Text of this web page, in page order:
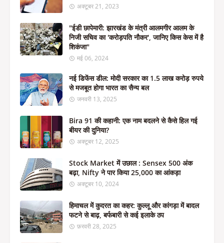
अक्टूबर 21, 2023
"ईडी छापेमारी: झारखंड के मंत्री आलमगीर आलम के
निजी सचिव का 'करोड़पति नौकर', जानिए किस केस में है
शिकंजा"
मई 06, 2024
नई डिफेंस डील: मोदी सरकार का 1.5 लाख करोड़ रुपये
से मजबूत होगा भारत का सैन्य बल
जनवरी 13, 2025
Bira 91 की कहानी: एक नाम बदलने से कैसे हिल गई
बीयर की दुनिया?
अक्टूबर 12, 2025
Stock Market में उछाल : Sensex 500 अंक
बढ़ा, Nifty ने पार किया 25,000 का आंकड़ा
अक्टूबर 10, 2024
हिमाचल में कुदरत का कहर: कुल्लू और कांगड़ा में बादल
फटने से बाढ़, बर्फबारी से कई इलाके ठप
फ़रवरी 28, 2025